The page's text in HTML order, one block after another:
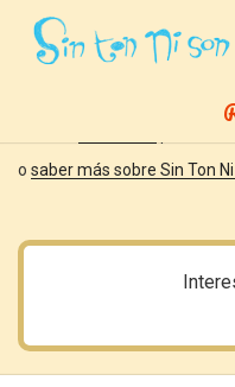
Canciones, rimas,
para
o saber más sobre Sin Ton